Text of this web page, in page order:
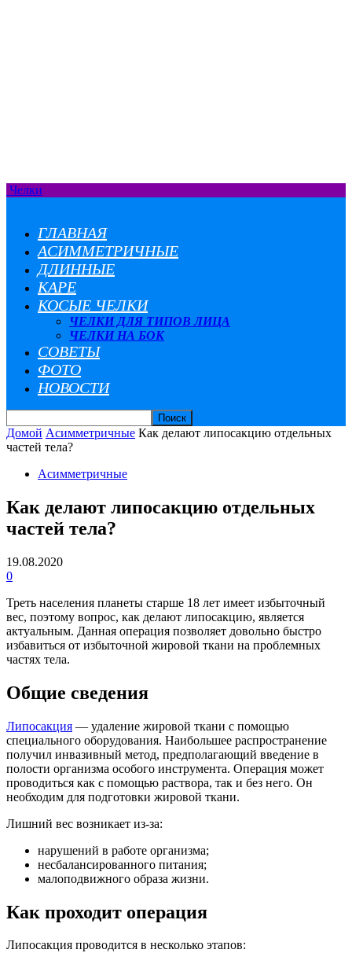
Челки
ГЛАВНАЯ
АСИММЕТРИЧНЫЕ
ДЛИННЫЕ
КАРЕ
КОСЫЕ ЧЕЛКИ
ЧЕЛКИ ДЛЯ ТИПОВ ЛИЦА
ЧЕЛКИ НА БОК
СОВЕТЫ
ФОТО
НОВОСТИ
Домой Асимметричные Как делают липосакцию отдельных
частей тела?
Асимметричные
Как делают липосакцию отдельных
частей тела?
19.08.2020
0
Треть населения планеты старше 18 лет имеет избыточный
вес, поэтому вопрос, как делают липосакцию, является
актуальным. Данная операция позволяет довольно быстро
избавиться от избыточной жировой ткани на проблемных
частях тела.
Общие сведения
Липосакция — удаление жировой ткани с помощью
специального оборудования. Наибольшее распространение
получил инвазивный метод, предполагающий введение в
полости организма особого инструмента. Операция может
проводиться как с помощью раствора, так и без него. Он
необходим для подготовки жировой ткани.
Лишний вес возникает из-за:
нарушений в работе организма;
несбалансированного питания;
малоподвижного образа жизни.
Как проходит операция
Липосакция проводится в несколько этапов: